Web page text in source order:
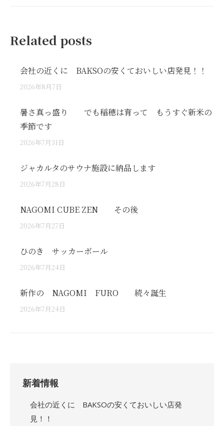
Related posts
会社の近くに BAKSOの安くておいしい店発見！！
2026年8月7日
暑さ真っ盛り でも稲穂は育って もうすぐ新米の
季節です
2026年7月31日
ジャカルタのサウナ施設に納品します
2026年7月28日
NAGOMI CUBE ZEN その後
2026年7月27日
ひのき サッカーボール
2026年7月24日
新作の NAGOMI FURO 続々誕生
2026年7月24日
新着情報
会社の近くに BAKSOの安くておいしい店発
見！！